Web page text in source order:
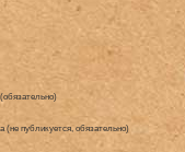
(не публикуется, обязательно)